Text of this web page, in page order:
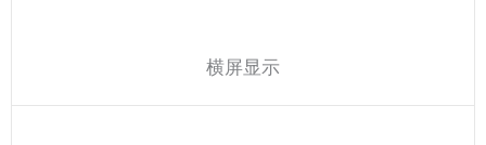
横屏显示